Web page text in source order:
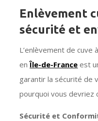
Enlèvement
sécurité et
L’enlèvement de cuve
enÎle-de-France est
garantir la sécurité de
pourquoi vous devriez
Sécurité et